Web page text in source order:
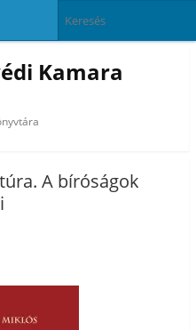
Kamara
A bíróságok